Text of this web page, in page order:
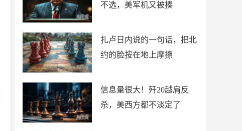
不选，美军机又被揍
扎卢日内说的一句话，把北
约的脸按在地上摩擦
信息量很大！歼20越肩反
杀，美西方都不淡定了